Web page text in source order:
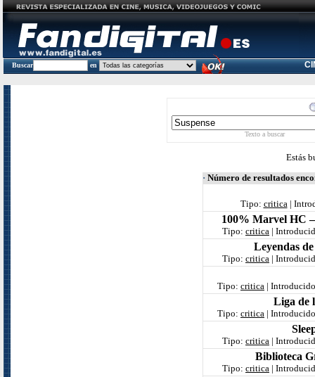
Buscar en
Texto a buscar
Estás
· Número de resultados
Tipo: critica|
100% Marvel HC
Tipo: critica |
Leyendas
Tipo: critica |
Tipo: critica |
Liga de
Tipo: critica |
Tipo: critica |
Biblioteca
Tipo: critica |